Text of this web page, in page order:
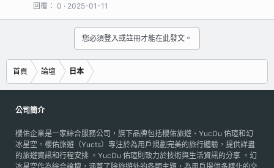
回覆
0 2025-01-11
您必須登入或註冊才能在此發文。
首頁 論壇 日本
公司簡介
櫻佑企業是一家綜合服務公司，旗下品牌包括櫻佑旅遊、YucDu 佑瑄和幻
冰星空。櫻佑旅遊（Yucts）專注於為用戶規劃完美的旅行體驗，提供詳盡
的旅遊資訊和行程安排 。YucDu 佑瑄則致力於技術與生活資訊的分享 。幻